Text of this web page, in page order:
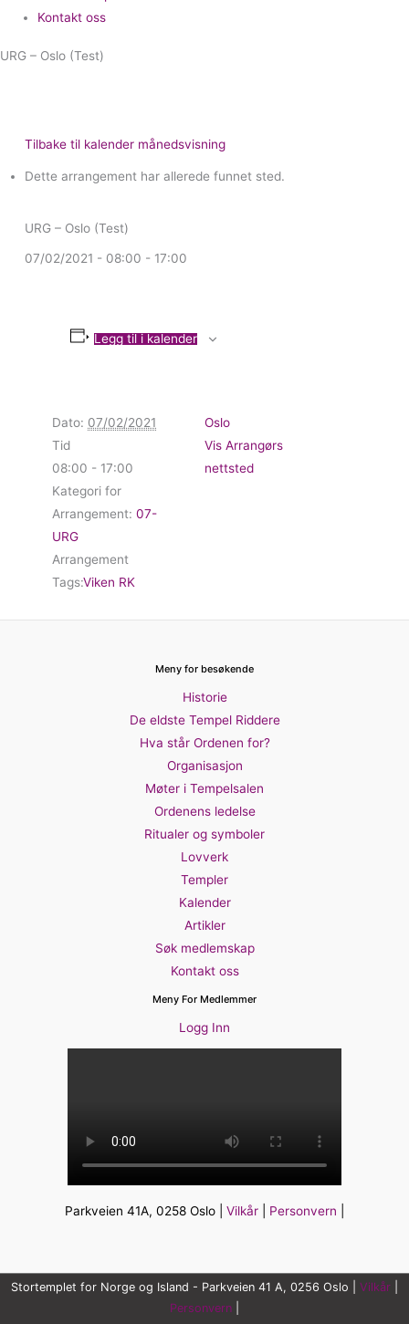
Kontakt oss
URG – Oslo (Test)
Tilbake til kalender månedsvisning
Dette arrangement har allerede funnet sted.
URG – Oslo (Test)
07/02/2021 - 08:00 - 17:00
Legg til i kalender
Dato: 07/02/2021
Tid
08:00 - 17:00
Kategori for
Arrangement: 07-
URG
Arrangement
Tags:Viken RK
Oslo
Vis Arrangørs
nettsted
Meny for besøkende
Historie
De eldste Tempel Riddere
Hva står Ordenen for?
Organisasjon
Møter i Tempelsalen
Ordenens ledelse
Ritualer og symboler
Lovverk
Templer
Kalender
Artikler
Søk medlemskap
Kontakt oss
Meny For Medlemmer
Logg Inn
Parkveien 41A, 0258 Oslo | Vilkår Personvern
Stortemplet for Norge og Island - Parkveien 41 A, 0256 Oslo | Vilkår
Personvern